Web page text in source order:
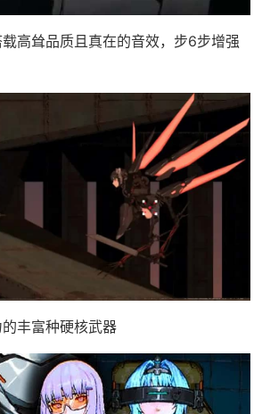
高耸品质且真在的音效，步6步增强
丰富种硬核武器